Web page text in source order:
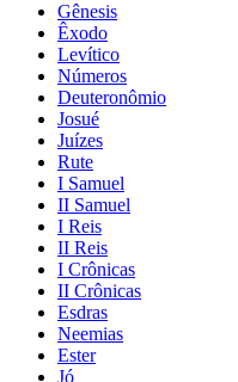
Gênesis
Êxodo
Levítico
Números
Deuteronômio
Josué
Juízes
Rute
I Samuel
II Samuel
I Reis
II Reis
I Crônicas
II Crônicas
Esdras
Neemias
Ester
Jó